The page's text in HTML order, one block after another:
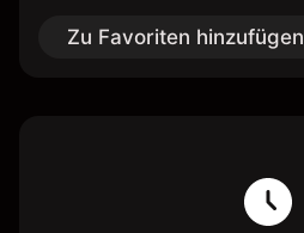
Zu Favoriten hinzufügen